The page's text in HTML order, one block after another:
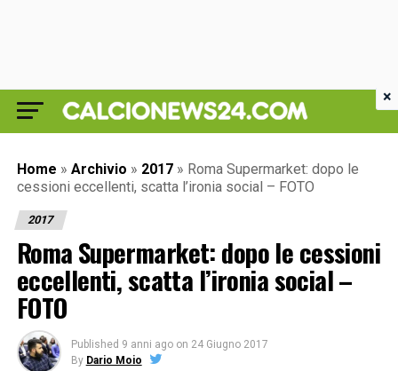
Home » Archivio » 2017 » Roma Supermarket: dopo le
cessioni eccellenti, scatta l’ironia social – FOTO
2017
Roma Supermarket: dopo le cessioni
eccellenti, scatta l’ironia social –
FOTO
Published 9 anni ago on 24 Giugno 2017
By Dario Moio
×